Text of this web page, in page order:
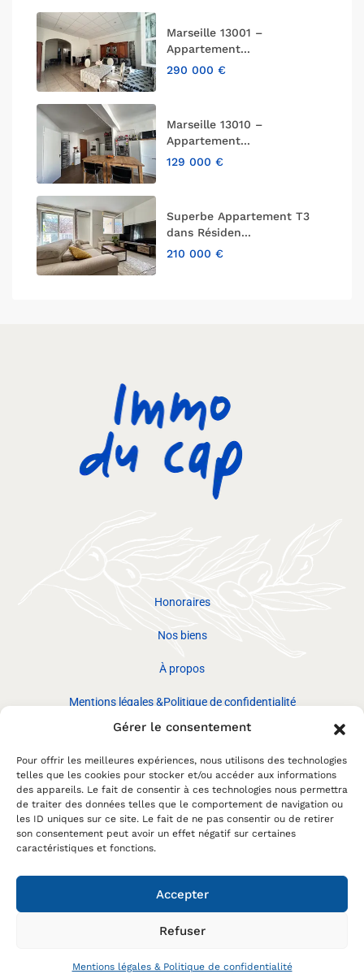
Gérer le consentement
Pour offrir les meilleures expériences, nous utilisons des technologies
telles que les cookies pour stocker et/ou accéder aux informations
des appareils. Le fait de consentir à ces technologies nous permettra
de traiter des données telles que le comportement de navigation ou
les ID uniques sur ce site. Le fait de ne pas consentir ou de retirer
son consentement peut avoir un effet négatif sur certaines
caractéristiques et fonctions.
Accepter
Refuser
Mentions légales & Politique de confidentialité
Marseille 13001 –
Appartement...
290 000 €
Marseille 13010 –
Appartement...
129 000 €
Superbe Appartement T3
dans Résiden...
210 000 €
Honoraires
Nos biens
À propos
Mentions légales &Politique de confidentialité
sociaux
CONTACTEZ-
NOUS
©Immo du Cap – Made with love byMarine
Priano